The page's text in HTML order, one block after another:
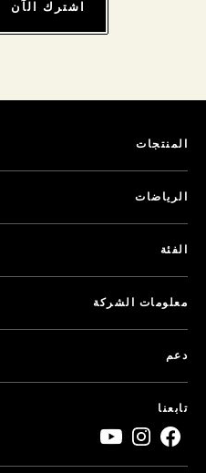
اشترك الآن
المنتجات
الرياضات
الفئة
معلومات الشركة
دعم
تابعنا